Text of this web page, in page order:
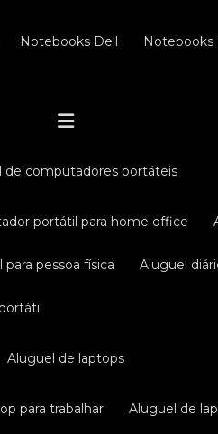
Notebooks Dell
de computadores portáteis
portátil para home office
pessoa física aluguel
aluguel de laptops
para trabalhar aluguel de